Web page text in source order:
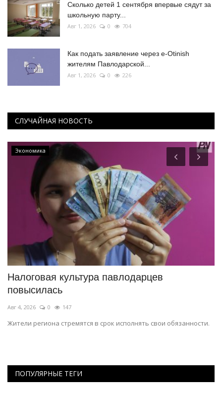
Сколько детей 1 сентября впервые сядут за
школьную парту...
Авг 1, 2026 0 704
Как подать заявление через e-Otinish
жителям Павлодарской...
Авг 1, 2026 0 226
СЛУЧАЙНАЯ НОВОСТЬ
Экономика
Налоговая культура павлодарцев
повысилась
Авг 4, 2026 0 147
Жители региона стремятся в срок исполнять свои обязанности.
ПОПУЛЯРНЫЕ ТЕГИ